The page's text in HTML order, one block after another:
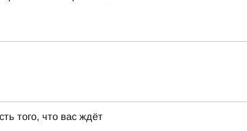
того, что вас ждёт